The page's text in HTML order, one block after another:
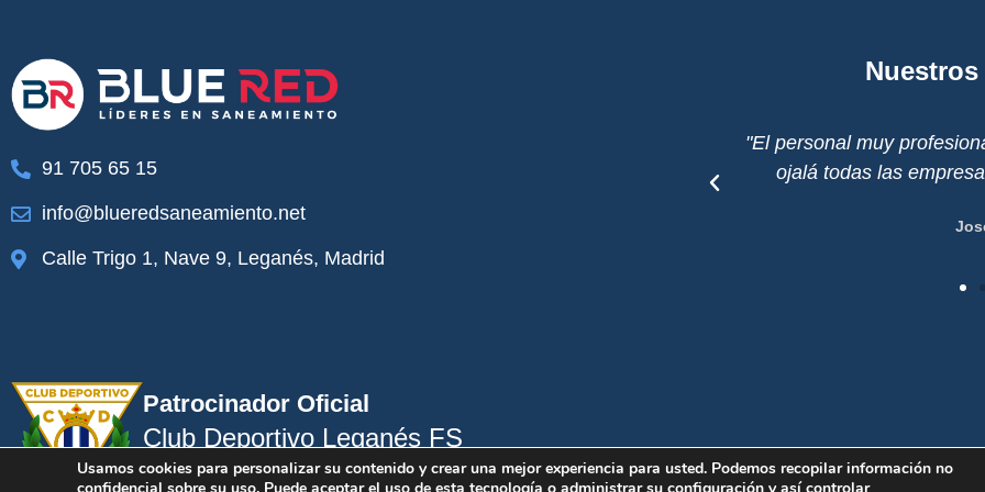
91 705 65 15
info@blueredsaneamiento.net
Calle Trigo 1, Nave 9, Leganés, Madrid
ojalá todas las empresas fueran iguales. Nos iría mejor."
"Han tenido las tecnicas
continuas
Patrocinador Oficial
Club Deportivo Leganés FS
Usamos cookies para personalizar su contenido y crear una mejor experiencia para usted. Podemos recopilar información no